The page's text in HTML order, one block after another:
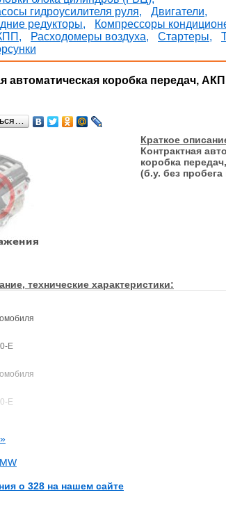
гидроусилителя руля,
Двигатели,
редукторы,
Компрессоры
Расходомеры воздуха, Стартеры,
автоматическая коробка передач,
Краткое
Контрактная
коробка
(б.у. без
технические характеристики:
E
E
о 328 на нашем сайте